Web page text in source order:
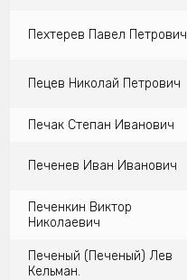
Пехтерев Павел Петрович
Пецев Николай Петрович
Печак Степан Иванович
Печенев Иван Иванович
Печенкин Виктор
Николаевич
Печеный (Печеный) Лев
Кельман.